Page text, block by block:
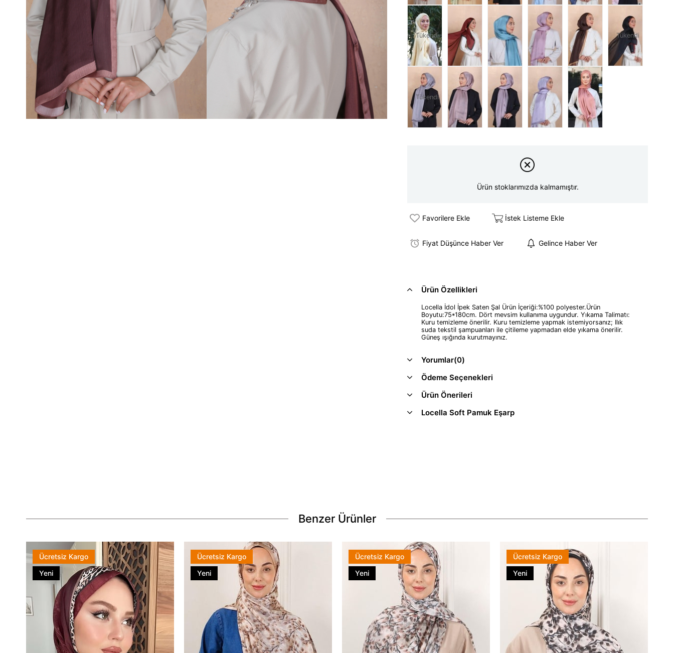
Tükendi Tükendi
Tükendi
Ürün stoklarımızda kalmamıştır.
Favorilere Ekle İstek Listeme Ekle
Fiyat Düşünce Haber Ver Gelince Haber Ver
Ürün Özellikleri
Locella İdol İpek Saten Şal Ürün İçeriği:%100 polyester.Ürün
Boyutu:75*180cm. Dört mevsim kullanıma uygundur. Yıkama Talimatı:
Kuru temizleme önerilir. Kuru temizleme yapmak istemiyorsanız; Ilık
suda tekstil şampuanları ile çitileme yapmadan elde yıkama önerilir.
Güneş ışığında kurutmayınız.
Yorumlar(0)
Ödeme Seçenekleri
Ürün Önerileri
Locella Soft Pamuk Eşarp
Benzer Ürünler
Ücretsiz Kargo
Yeni
Ürün
Ücretsiz Kargo
Yeni
Ücretsiz Kargo
Yeni
Ücretsiz Kargo
Yeni